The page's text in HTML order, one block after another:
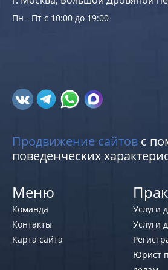
Пн - Пт с 10:00 до 19:00
Продвижение сайтов с
поведенческих
Меню
Команда
Контакты
Карта сайта
Услуги
Услуги
Юрист